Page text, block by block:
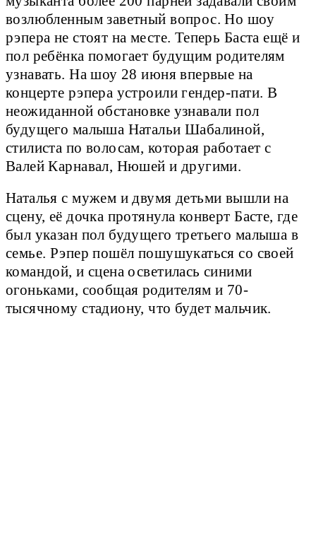
возлюбленным заветный вопрос. Но шоу
рэпера не стоят на месте. Теперь Баста ещё и
пол ребёнка помогает будущим родителям
узнавать. На шоу 28 июня впервые на
концерте рэпера устроили гендер-пати. В
неожиданной обстановке узнавали пол
будущего малыша Натальи Шабалиной,
стилиста по волосам, которая работает с
Валей Карнавал, Нюшей и другими.
Наталья с мужем и двумя детьми вышли на
сцену, её дочка протянула конверт Басте, где
был указан пол будущего третьего малыша в
семье. Рэпер пошёл пошушукаться со своей
командой, и сцена осветилась синими
огоньками, сообщая родителям и 70-
тысячному стадиону, что будет мальчик.